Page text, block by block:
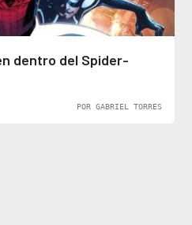
dentro del Spider-
POR GABRIEL TORRES